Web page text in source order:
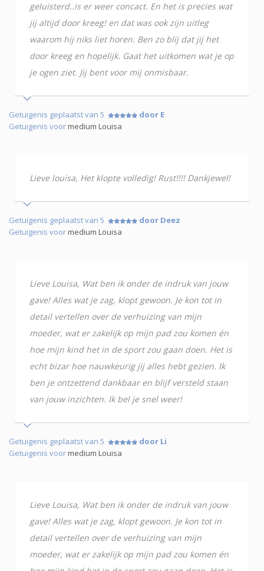
geluisterd..is er weer concact. En het is precies wat
jij altijd door kreeg! en dat was ook zijn uitleg
waarom hij niks liet horen. Ben zo blij dat jij het
door kreeg en hopelijk. Gaat het uitkomen wat je op
je ogen ziet. Jij bent voor mij onmisbaar.
Getuigenis geplaatst van 5
door E
Getuigenis voormedium Louisa
Lieve louisa, Het klopte volledig! Rust!!!! Dankjewel!
Getuigenis geplaatst van 5
door Deez
Getuigenis voormedium Louisa
Lieve Louisa, Wat ben ik onder de indruk van jouw
gave! Alles wat je zag, klopt gewoon. Je kon tot in
detail vertellen over de verhuizing van mijn
moeder, wat er zakelijk op mijn pad zou komen én
hoe mijn kind het in de sport zou gaan doen. Het is
echt bizar hoe nauwkeurig jij alles hebt gezien. Ik
ben je ontzettend dankbaar en blijf versteld staan
van jouw inzichten. Ik bel je snel weer!
Getuigenis geplaatst van 5
door Li
Getuigenis voormedium Louisa
Lieve Louisa, Wat ben ik onder de indruk van jouw
gave! Alles wat je zag, klopt gewoon. Je kon tot in
detail vertellen over de verhuizing van mijn
moeder, wat er zakelijk op mijn pad zou komen én